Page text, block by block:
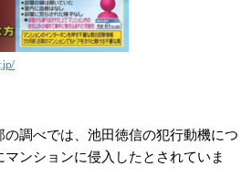
調べでは、 池田徳信の犯行動機につ
ンションに侵入したとされていま